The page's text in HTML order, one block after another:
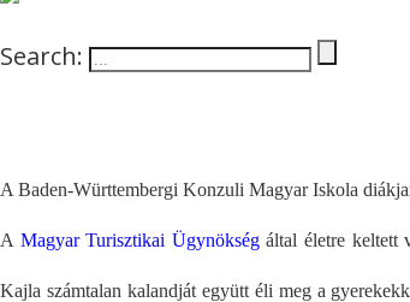
Search:
A Baden-Württembergi Konzuli Magyar Iskola
A Magyar Turisztikai Ügynökségáltal életre keltett
Kajla számtalan kalandját együtt éli meg a